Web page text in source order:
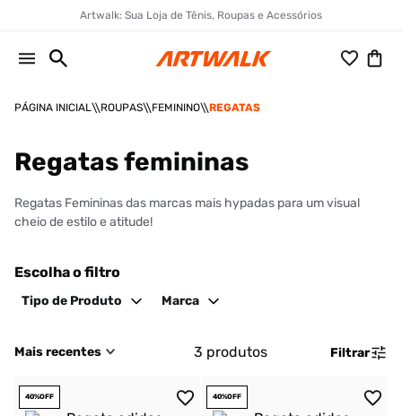
Artwalk: Sua Loja de Tênis, Roupas e Acessórios
ROUPAS FEMININO REGATAS
Regatas femininas
Regatas Femininas das marcas mais hypadas para um visual
cheio de estilo e atitude!
Escolha o filtro
Tipo de Produto Marca
Mais recentes 3 produtos Filtrar
40%OFF 40%OFF